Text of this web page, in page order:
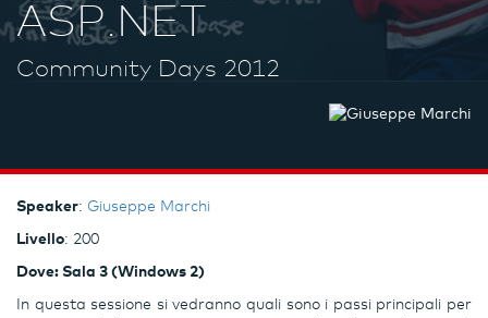
ASP.NET
Community Days 2012
Speaker: Giuseppe Marchi
Livello: 200
Dove: Sala 3 (Windows 2)
In questa sessione si vedranno quali sono i passi principali per